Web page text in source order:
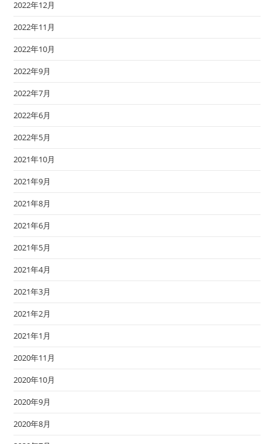
2022年12月
2022年11月
2022年10月
2022年9月
2022年7月
2022年6月
2022年5月
2021年10月
2021年9月
2021年8月
2021年6月
2021年5月
2021年4月
2021年3月
2021年2月
2021年1月
2020年11月
2020年10月
2020年9月
2020年8月